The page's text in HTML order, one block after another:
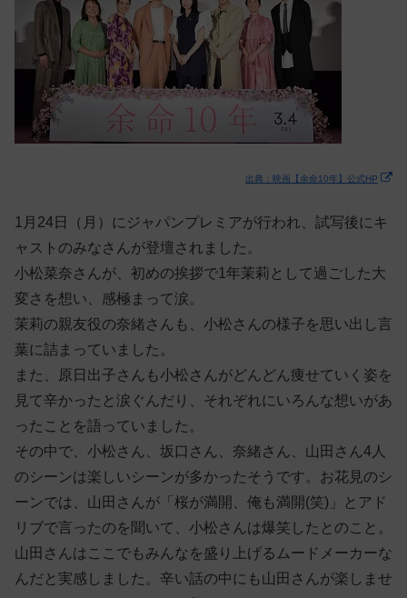
出典：映画【余命10年】公式HP
1月24日（月）にジャパンプレミアが行われ、試写後にキ
ャストのみなさんが登壇されました。
小松菜奈さんが、初めの挨拶で1年茉莉として過ごした大
変さを想い、感極まって涙。
茉莉の親友役の奈緒さんも、小松さんの様子を思い出し言
葉に詰まっていました。
また、原日出子さんも小松さんがどんどん痩せていく姿を
見て辛かったと涙ぐんだり、それぞれにいろんな想いがあ
ったことを語っていました。
その中で、小松さん、坂口さん、奈緒さん、山田さん4人
のシーンは楽しいシーンが多かったそうです。お花見のシ
ーンでは、山田さんが「桜が満開、俺も満開(笑)」とアド
リブで言ったのを聞いて、小松さんは爆笑したとのこと。
山田さんはここでもみんなを盛り上げるムードメーカーな
んだと実感しました。辛い話の中にも山田さんが楽しませ